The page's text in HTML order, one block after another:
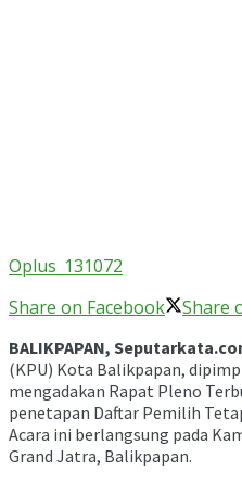
Oplus_131072
Share on Facebook
Share
BALIKPAPAN,
(KPU) Kota Balikpapan,
mengadakan Rapat Pleno
penetapan Daftar Pemilih
Acara ini berlangsung pada
Grand Jatra, Balikpapan.